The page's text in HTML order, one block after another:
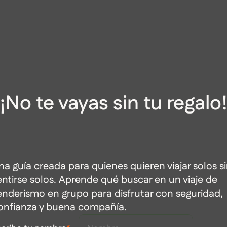
¡No te vayas sin tu regalo!
guía creada para quienes quieren viajar solos
solos. Aprende qué buscar en un viaje de
en grupo para disfrutar con seguridad,
y buena compañía.